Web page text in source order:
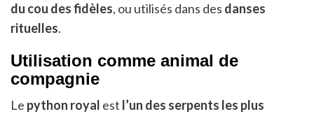
du cou des fidèles, ou utilisés dans des danses
rituelles.
Utilisation comme animal de
compagnie
Le python royal est l’un des serpents les plus